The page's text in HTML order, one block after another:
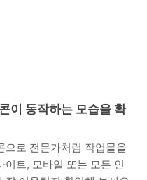
이 동작하는 모습을 확
으로 전문가처럼 작업물을
이트, 모바일 또는 모든 인